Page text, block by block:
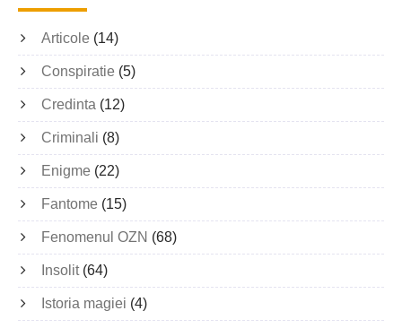
Articole (14)
Conspiratie (5)
Credinta (12)
Criminali (8)
Enigme (22)
Fantome (15)
Fenomenul OZN (68)
Insolit(64)
Istoria magiei (4)